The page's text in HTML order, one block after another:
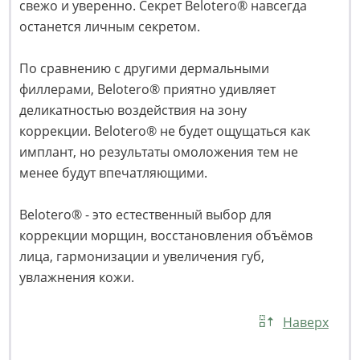
свежо и уверенно. Секрет Belotero® навсегда
останется личным секретом.
По сравнению с другими дермальными
филлерами, Belotero® приятно удивляет
деликатностью воздействия на зону
коррекции. Belotero® не будет ощущаться как
имплант, но результаты омоложения тем не
менее будут впечатляющими.
Belotero® - это естественный выбор для
коррекции морщин, восстановления объёмов
лица, гармонизации и увеличения губ,
увлажнения кожи.
Наверх